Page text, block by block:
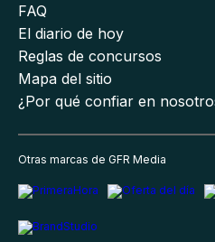
FAQ
El diario de hoy
Reglas de concursos
Mapa del sitio
¿Por qué confiar en
Otras marcas de GFR Media